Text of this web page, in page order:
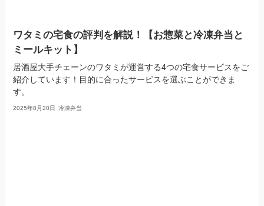
ワタミの宅食の評判を解説！【お惣菜と冷凍弁当と
ミールキット】
居酒屋大手チェーンのワタミが運営する4つの宅食サービスをご
紹介しています！目的に合ったサービスを選ぶことができま
す。
2025年8月20日 冷凍弁当